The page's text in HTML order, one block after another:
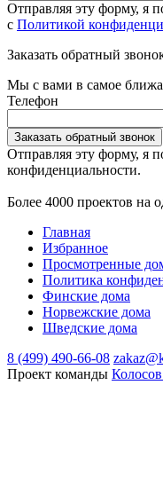
Отправляя эту форму, я
с Политикой
Заказать обратный
Мы с вами в самое
Телефон
Заказать обратный звонок
Отправляя эту форму, я
конфиденциальности.
Более 4000 проектов на
Главная
Избранное
Просмотренные
Политика
Финские дома
Норвежские дома
Шведские дома
8 (499) 490-66-08
Проект команды